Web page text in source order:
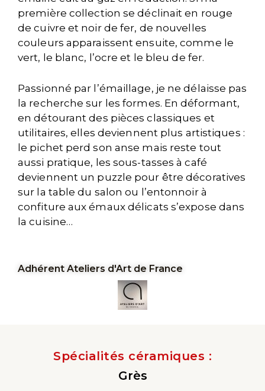
première collection se déclinait en rouge
de cuivre et noir de fer, de nouvelles
couleurs apparaissent ensuite, comme le
vert, le blanc, l’ocre et le bleu de fer.
Passionné par l’émaillage, je ne délaisse pas
la recherche sur les formes. En déformant,
en détourant des pièces classiques et
utilitaires, elles deviennent plus artistiques :
le pichet perd son anse mais reste tout
aussi pratique, les sous-tasses à café
deviennent un puzzle pour être décoratives
sur la table du salon ou l’entonnoir à
confiture aux émaux délicats s’expose dans
la cuisine…
Adhérent Ateliers d'Art de France
Spécialités céramiques :
Grès